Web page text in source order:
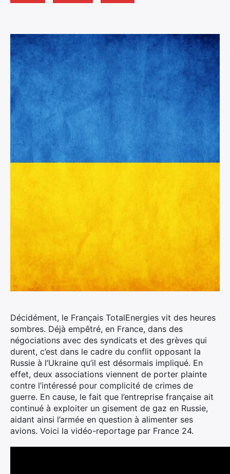
Décidément, le Français TotalEnergies vit des heures
sombres. Déjà empêtré, en France, dans des
négociations avec des syndicats et des grèves qui
durent, c’est dans le cadre du conflit opposant la
Russie à l’Ukraine qu’il est désormais impliqué. En
effet, deux associations viennent de porter plainte
contre l’intéressé pour complicité de crimes de
guerre. En cause, le fait que l’entreprise française ait
continué à exploiter un gisement de gaz en Russie,
aidant ainsi l’armée en question à alimenter ses
avions. Voici la vidéo-reportage par France 24.